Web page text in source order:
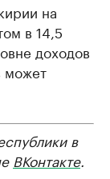
на
в 14,5
доходов
может
в
ВКонтакте.